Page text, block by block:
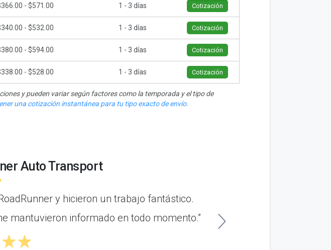
- $571.00 1 - 3 días Cotización
- $532.00 1 - 3 días Cotización
- $594.00 1 - 3 días Cotización
- $528.00 1 - 3 días Cotización
y pueden variar según factores como la temporada y el tipo de
una cotización instantánea para tu tipo exacto de envío.
Auto Transport
y hicieron un trabajo fantástico.
mantuvieron informado en todo momento.”